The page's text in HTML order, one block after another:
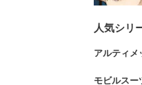
人気シリ
アルティメ
モビルスー